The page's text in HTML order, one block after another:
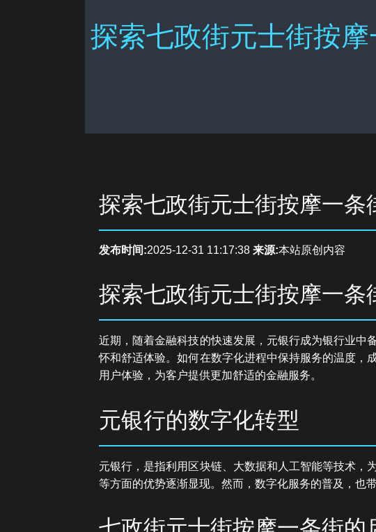
探索七政街元士街按
探索七政街元士街按摩一
发布时间:2025-12-31 11:17:38 来源:本站原创内容
探索七政街元士街按摩一
近期，随着金融科技的快速发展，元银行成为银行业中
怀和舒适体验。如何在数字化进程中保持服务的温度，
用户体验，为客户提供更加舒适的金融服务。
元银行的数字化转型
元银行，是指利用区块链、大数据和人工智能等技术
等方面的优势逐渐显现。然而，数字化服务的普及，也